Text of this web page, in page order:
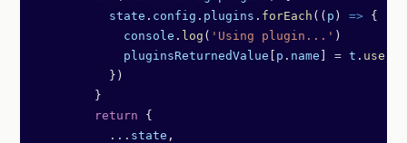
          state
. config . plugins . forEach (( p ) => {
            console
. log ( 'Using plugin...' )
            pluginsReturnedValue
p . name = t . use
          })
        }
        return
{
          ...
state ,